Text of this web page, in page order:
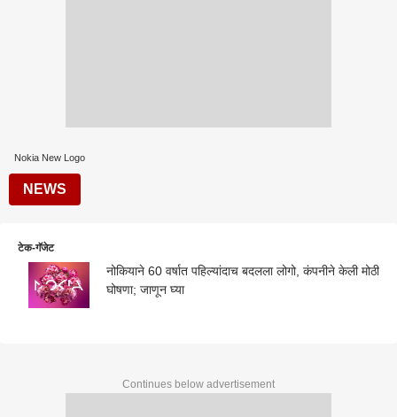
Nokia New Logo
NEWS
टेक-गॅजेट
नोकियाने 60 वर्षात पहिल्यांदाच बदलला लोगो, कंपनीने केली मोठी
घोषणा; जाणून घ्या
Continues below advertisement